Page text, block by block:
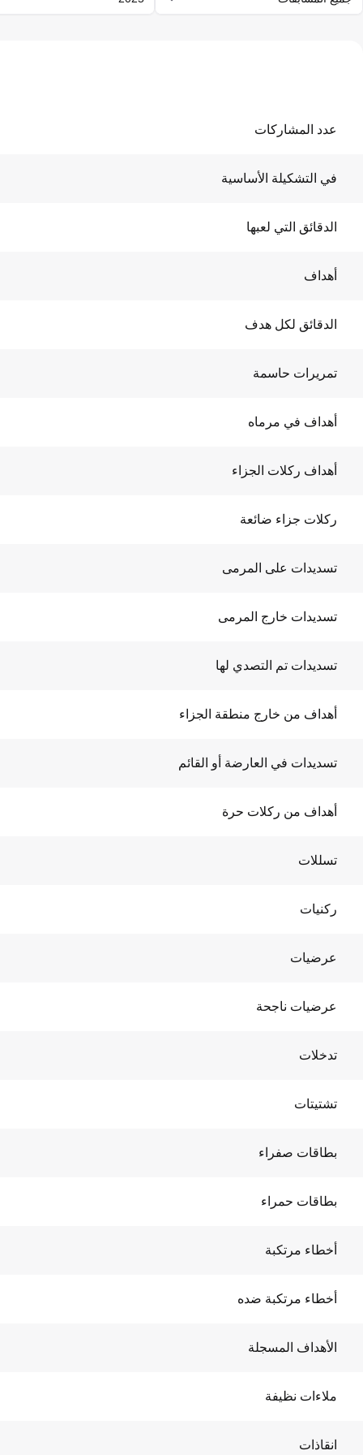
عدد المشاركات
في التشكيلة الأساسية
الدقائق التي لعبها
أهداف
الدقائق لكل هدف
تمريرات حاسمة
أهداف في مرماه
أهداف ركلات الجزاء
ركلات جزاء ضائعة
تسديدات على المرمى
تسديدات خارج المرمى
تسديدات تم التصدي لها
أهداف من خارج منطقة الجزاء
تسديدات في العارضة أو القائم
أهداف من ركلات حرة
تسللات
ركنيات
عرضيات
عرضيات ناجحة
تدخلات
تشتيتات
بطاقات صفراء
بطاقات حمراء
أخطاء مرتكبة
أخطاء مرتكبة ضده
الأهداف المسجلة
ملاءات نظيفة
انقاذات